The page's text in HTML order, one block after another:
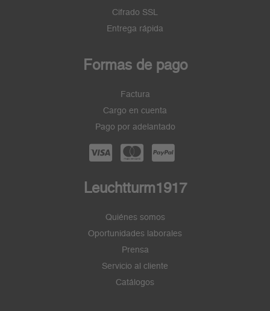
Cifrado SSL
Entrega rápida
Formas de pago
Factura
Cargo en cuenta
Pago por adelantado
Leuchtturm1917
Quiénes somos
Oportunidades laborales
Prensa
Servicio al cliente
Catálogos